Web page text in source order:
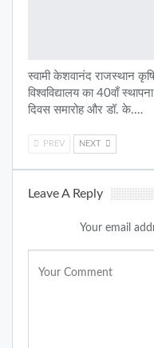
स्वामी केशवानंद राजस्थान कृषि
विश्वविद्यालय का 40वाँ स्थापना
दिवस समारोह और डॉ. के.…
PREV NEXT
Leave A Reply
Your email